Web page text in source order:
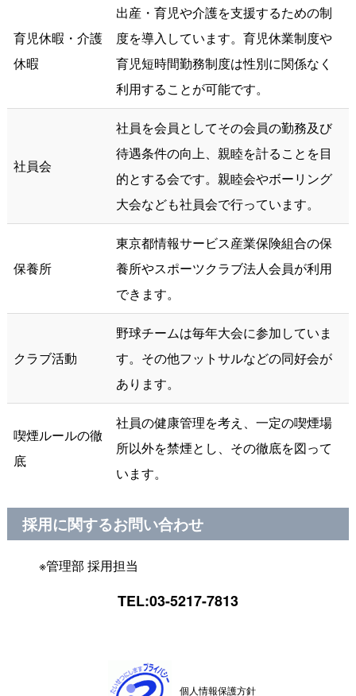
育児休暇・介護
休暇
出産・育児や介護を支援するための制
度を導入しています。育児休業制度や
育児短時間勤務制度は性別に関係なく
利用することが可能です。
社員会
社員を会員としてその会員の勤務及び
待遇条件の向上、親睦を計ることを目
的とする会です。親睦会やボーリング
大会なども社員会で行っています。
保養所
東京都情報サービス産業保険組合の保
養所やスポーツクラブ法人会員が利用
できます。
クラブ活動
野球チームは毎年大会に参加していま
す。その他フットサルなどの同好会が
あります。
喫煙ルールの徹
底
社員の健康管理を考え、一定の喫煙場
所以外を禁煙とし、その徹底を図って
います。
採用に関するお問い合わせ
※管理部 採用担当
TEL:03-5217-7813
個人情報保護方針